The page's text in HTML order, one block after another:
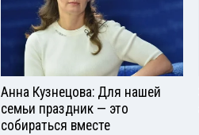
Анна Кузнецова: Для нашей
семьи праздник — это
собираться вместе